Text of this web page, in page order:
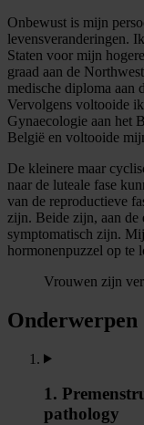
Onbewust is mijn
levensveranderingen.
Staten voor mijn
graad aan de
medische diploma
Vervolgens voltooide
Gynaecologie aan het
België en voltooide
De kleinere maar
naar de luteale fase
van de reproductieve
zijn. Beide zijn, aan de
symptomatisch zijn.
hormonenpuzzel op te
Vrouwen zijn
Onderwerpen
1.
pathology